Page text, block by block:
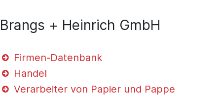
Brangs + Heinrich GmbH
Firmen-Datenbank
Handel
Verarbeiter von Papier und Pappe